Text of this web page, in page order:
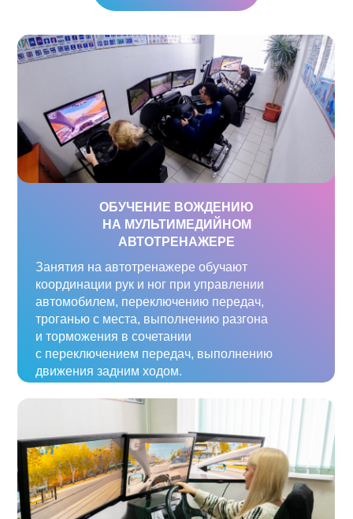
ОБУЧЕНИЕ ВОЖДЕНИЮ
НА МУЛЬТИМЕДИЙНОМ
АВТОТРЕНАЖЕРЕ
Занятия на автотренажере обучают
координации рук и ног при управлении
автомобилем, переключению передач,
троганью с места, выполнению разгона
и торможения в сочетании
с переключением передач, выполнению
движения задним ходом.